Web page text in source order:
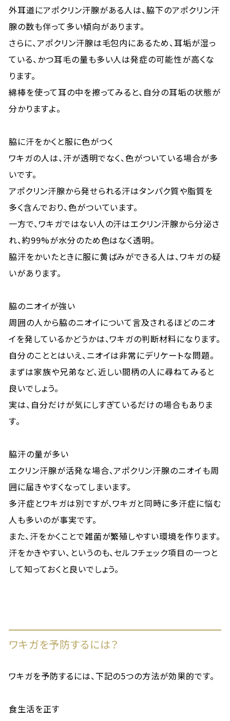
外耳道にアポクリン汗腺がある人は、脇下のアポクリン汗
腺の数も伴って多い傾向があります。
さらに、アポクリン汗腺は毛包内にあるため、耳垢が湿っ
ている、かつ耳毛の量も多い人は発症の可能性が高くな
ります。
綿棒を使って耳の中を擦ってみると、自分の耳垢の状態が
分かりますよ。
脇に汗をかくと服に色がつく
ワキガの人は、汗が透明でなく、色がついている場合が多
いです。
アポクリン汗腺から発せられる汗はタンパク質や脂質を
多く含んでおり、色がついています。
一方で、ワキガではない人の汗はエクリン汗腺から分泌さ
れ、約99%が水分のため色はなく透明。
脇汗をかいたときに服に黄ばみができる人は、ワキガの疑
いがあります。
脇のニオイが強い
周囲の人から脇のニオイについて言及されるほどのニオ
イを発しているかどうかは、ワキガの判断材料になります。
自分のこととはいえ、ニオイは非常にデリケートな問題。
まずは家族や兄弟など、近しい間柄の人に尋ねてみると
良いでしょう。
実は、自分だけが気にしすぎているだけの場合もありま
す。
脇汗の量が多い
エクリン汗腺が活発な場合、アポクリン汗腺のニオイも周
囲に届きやすくなってしまいます。
多汗症とワキガは別ですが、ワキガと同時に多汗症に悩む
人も多いのが事実です。
また、汗をかくことで雑菌が繁殖しやすい環境を作ります。
汗をかきやすい、というのも、セルフチェック項目の一つと
して知っておくと良いでしょう。
ワキガを予防するには？
ワキガを予防するには、下記の5つの方法が効果的です。
食生活を正す